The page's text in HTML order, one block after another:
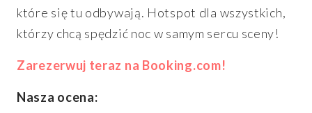
które się tu odbywają. Hotspot dla wszystkich,
którzy chcą spędzić noc w samym sercu sceny!
Zarezerwuj teraz na Booking.com!
Nasza ocena: